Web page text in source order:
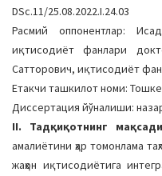
DSc.11/25.08.2022.I.24.03
Расмий оппонентлар:
иқтисодиёт фанлари
Сатторович, иқтисодиёт
Етакчи ташкилот номи:
Диссертация йўналиши:
II. Тадқиқотнинг
амалиётини ҳар томонлама
жаҳон иқтисодиётига